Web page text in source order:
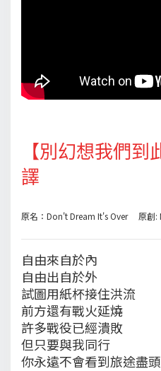
【別幻想我們
譯
原名：Don't Dream It's Over 原創:
自由來自於內
自由出自於外
試圖用紙杯接住洪流
前方還有戰火延燒
許多戰役已經潰敗
但只要與我同行
你永遠不會看到旅途盡頭